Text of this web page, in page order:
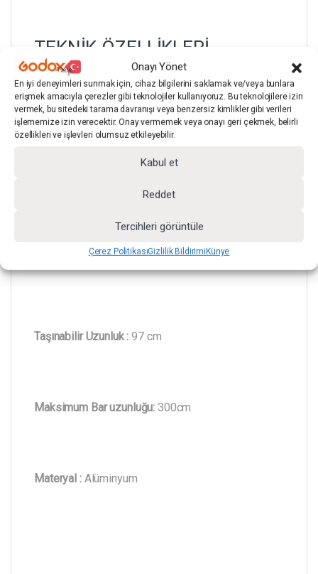
Onayı Yönet
En iyi deneyimleri sunmak için, cihaz bilgilerini saklamak ve/veya bunlara
erişmek amacıyla çerezler gibi teknolojiler kullanıyoruz. Bu teknolojilere izin
vermek, bu sitedeki tarama davranışı veya benzersiz kimlikler gibi verileri
işlememize izin verecektir. Onay vermemek veya onayı geri çekmek, belirli
özellikleri ve işlevleri olumsuz etkileyebilir.
Kabul et
Reddet
Tercihleri görüntüle
Çerez PolitikasıGizlilik BildirimiKünye
TEKNİK ÖZELLİKLERİ
Maksimum Yükseklik :260 cm
Taşınabilir Uzunluk : 97 cm
Maksimum Bar uzunluğu: 300cm
Materyal :Alüminyum